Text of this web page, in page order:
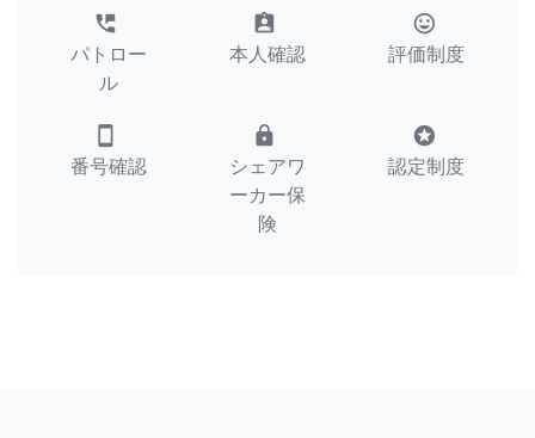
perm_phone_msg
パトロー
ル
assignment_ind
本人確認
tag_faces
評価制度
smartphone
番号確認
lock
シェアワ
ーカー保
険
stars
認定制度